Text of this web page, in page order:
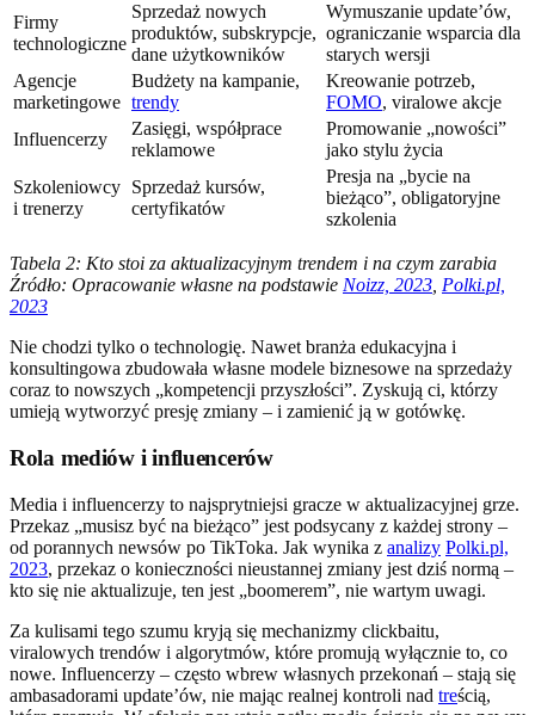
Firmy
technologiczne
Sprzedaż nowych
produktów, subskrypcje,
dane użytkowników
Wymuszanie update’ów,
ograniczanie wsparcia dla
starych wersji
Agencje
marketingowe
Budżety na kampanie,
trendy
Kreowanie potrzeb,
FOMO, viralowe akcje
Influencerzy
Zasięgi, współprace
reklamowe
Promowanie „nowości”
jako stylu życia
Szkoleniowcy
i trenerzy
Sprzedaż kursów,
certyfikatów
Presja na „bycie na
bieżąco”, obligatoryjne
szkolenia
Tabela 2: Kto stoi za aktualizacyjnym trendem i na czym zarabia
Źródło: Opracowanie własne na podstawie Noizz, 2023 Polki.pl,
2023
Nie chodzi tylko o technologię. Nawet branża edukacyjna i
konsultingowa zbudowała własne modele biznesowe na sprzedaży
coraz to nowszych „kompetencji przyszłości”. Zyskują ci, którzy
umieją wytworzyć presję zmiany – i zamienić ją w gotówkę.
Rola mediów i influencerów
Media i influencerzy to najsprytniejsi gracze w aktualizacyjnej grze.
Przekaz „musisz być na bieżąco” jest podsycany z każdej strony –
od porannych newsów po TikToka. Jak wynika z analizy Polki.pl,
2023, przekaz o konieczności nieustannej zmiany jest dziś normą –
kto się nie aktualizuje, ten jest „boomerem”, nie wartym uwagi.
Za kulisami tego szumu kryją się mechanizmy clickbaitu,
viralowych trendów i algorytmów, które promują wyłącznie to, co
nowe. Influencerzy – często wbrew własnych przekonań – stają się
ambasadorami update’ów, nie mając realnej kontroli nad treścią,